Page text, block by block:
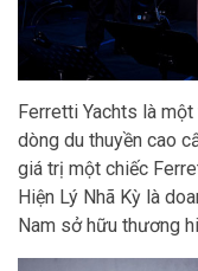
Ferretti Yachts là
dòng du thuyền cao
giá trị một chiếc
Hiện Lý Nhã Kỳ là
Nam sở hữu thương